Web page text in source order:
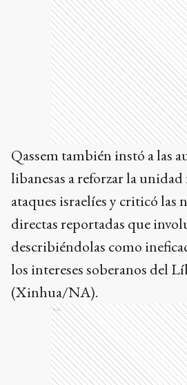
Qassem también instó a las
libanesas a reforzar la
ataques israelíes y criticó las
directas reportadas que
describiéndolas como
los intereses soberanos del
(Xinhua/NA).
Ads